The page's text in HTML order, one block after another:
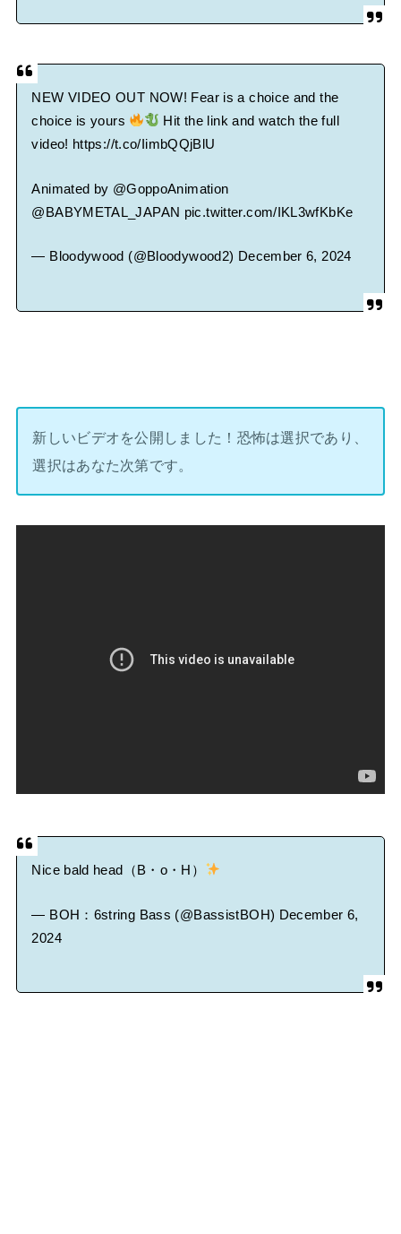
NEW VIDEO OUT NOW! Fear is a choice and the
choice is yours
Hit the link and watch the full
video! https://t.co/IimbQQjBlU
Animated by @GoppoAnimation
@BABYMETAL_JAPAN pic.twitter.com/IKL3wfKbKe
— Bloodywood (@Bloodywood2) December 6, 2024
新しいビデオを公開しました！恐怖は選択であり、
選択はあなた次第です。
Nice bald head（B・o・H）
— BOH：6string Bass (@BassistBOH) December 6,
2024